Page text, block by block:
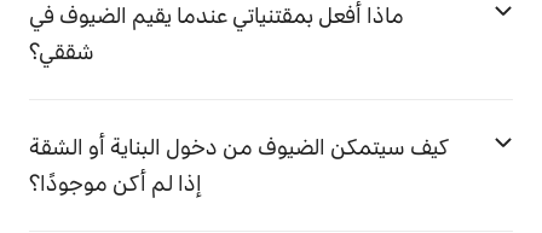
ماذا أفعل بمقتنياتي عندما يقيم الضيوف في
شققي؟
كيف سيتمكن الضيوف من دخول البناية أو الشقة
إذا لم أكن موجودًا؟